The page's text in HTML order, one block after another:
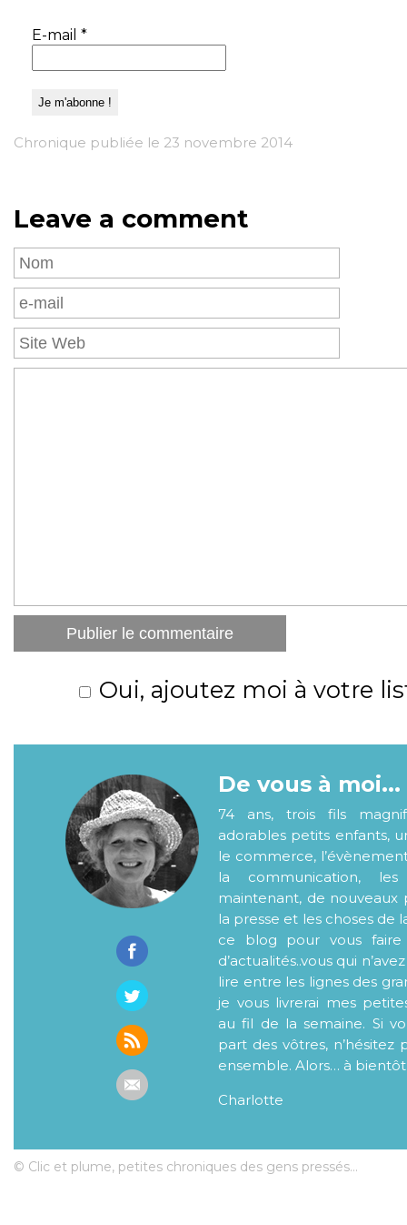
E-mail *
Chronique publiée le 23 novembre 2014
Leave a comment
Oui, ajoutez moi à votre
De vous à moi...
74 ans, trois fils
adorables petits enfants,
le commerce,
la communication,
maintenant, de nouveaux
la presse et les choses de
ce blog pour vous faire
d’actualités..vous qui
lire entre les lignes des
je vous livrerai mes
au fil de la semaine. Si
part des vôtres, n’hésitez
ensemble. Alors… à bientôt
Charlotte
© Clic et plume, petites chroniques des gens pressés...